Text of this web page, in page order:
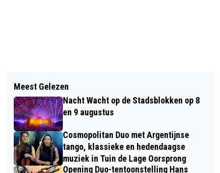
BRANDSTICHTING ZONNESTUDIO:
GETUIGEN GEZOCHT
AGENTEN SLAAN RUIT IN: KIND
BEVRIJD UIT AUTO
Meest Gelezen
Nacht Wacht op de Stadsblokken op 8
en 9 augustus
Cosmopolitan Duo met Argentijnse
tango, klassieke en hedendaagse
muziek in Tuin de Lage Oorsprong
Opening Duo-tentoonstelling Hans